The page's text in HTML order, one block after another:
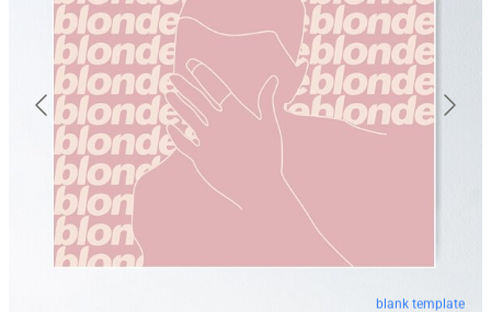
blank template